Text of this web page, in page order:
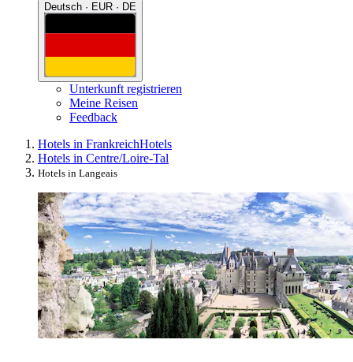
Deutsch · EUR · DE
Unterkunft registrieren
Meine Reisen
Feedback
Hotels in FrankreichHotels
Hotels in Centre/Loire-Tal
Hotels in Langeais